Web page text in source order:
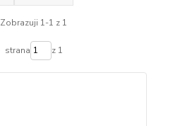
Zobrazuji 1-1 z 1
strana z 1